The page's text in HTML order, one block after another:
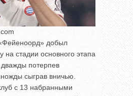
добыл
на стадии основного этапа
потерпев
сыграв вничью.
с 13 набранными